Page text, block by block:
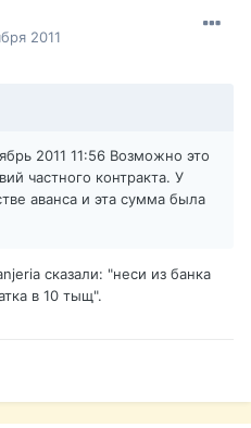
2011
2011 11:56 Возможно это
частного контракта. У
аванса и эта сумма была
сказали: "неси из банка
в 10 тыщ".